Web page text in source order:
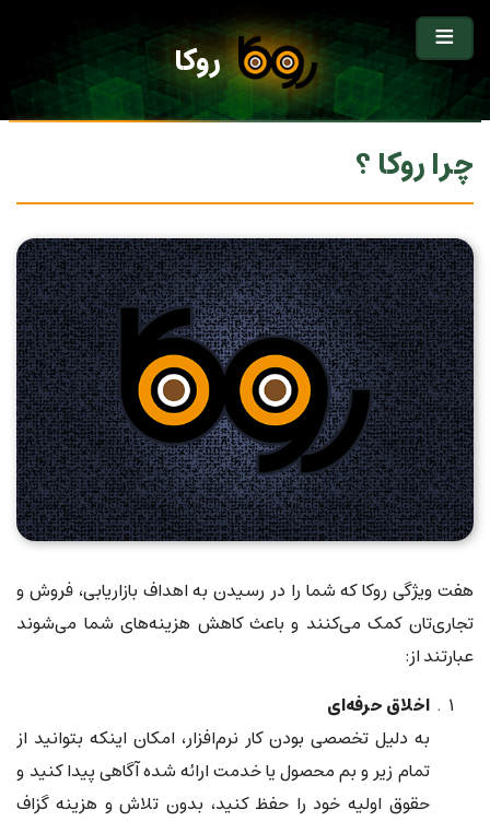
روکا
چرا روکا ؟
هفت ویژگی روکا که شما را در رسیدن به اهداف بازاریابی، فروش و
تجاری‌تان کمک می‌کنند و باعث کاهش هزینه‌های شما می‌شوند
عبارتند از:
اخلاق حرفه‌ای
به دلیل تخصصی بودن کار نرم‌افزار، امکان اینکه بتوانید از
تمام زیر و بم محصول یا خدمت ارائه شده آگاهی پیدا کنید و
حقوق اولیه خود را حفظ کنید، بدون تلاش و هزینه گزاف